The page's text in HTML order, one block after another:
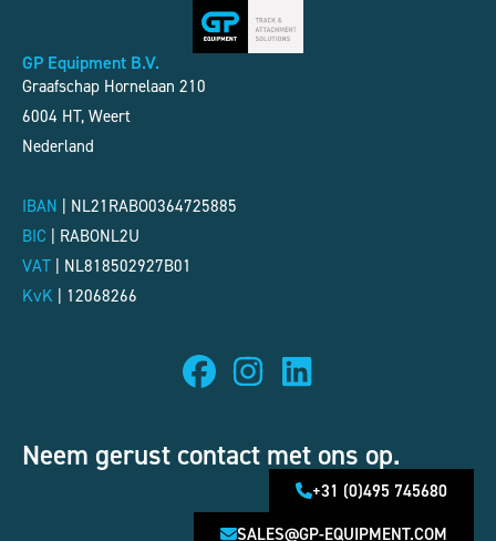
GP Equipment B.V.
Graafschap Hornelaan 210
6004 HT, Weert
Nederland
IBAN | NL21RABO0364725885
BIC
RABONL2U
VAT
NL818502927B01
KvK
12068266
Neem gerust contact met ons op.
+31 (0)495 745680
SALES@GP-EQUIPMENT.COM